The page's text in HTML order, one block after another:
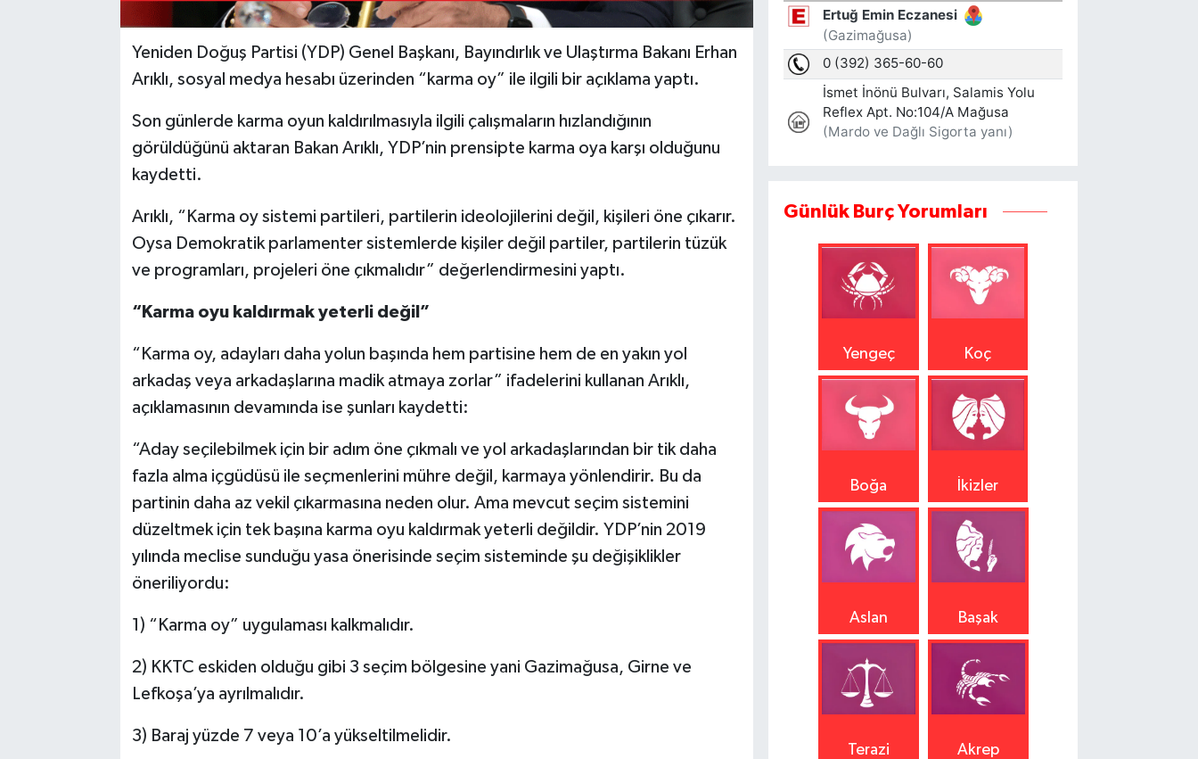
Yeniden Doğuş Partisi (YDP) Genel Başkanı, Bayındırlık ve Ulaştırma Bakanı Erhan
Arıklı, sosyal medya hesabı üzerinden “karma oy” ile ilgili bir açıklama yaptı.
Son günlerde karma oyun kaldırılmasıyla ilgili çalışmaların hızlandığının
görüldüğünü aktaran Bakan Arıklı, YDP’nin prensipte karma oya karşı olduğunu
kaydetti.
Arıklı, “Karma oy sistemi partileri, partilerin ideolojilerini değil, kişileri öne çıkarır.
Oysa Demokratik parlamenter sistemlerde kişiler değil partiler, partilerin tüzük
ve programları, projeleri öne çıkmalıdır” değerlendirmesini yaptı.
“Karma oyu kaldırmak yeterli değil”
“Karma oy, adayları daha yolun başında hem partisine hem de en yakın yol
arkadaş veya arkadaşlarına madik atmaya zorlar” ifadelerini kullanan Arıklı,
açıklamasının devamında ise şunları kaydetti:
“Aday seçilebilmek için bir adım öne çıkmalı ve yol arkadaşlarından bir tik daha
fazla alma içgüdüsü ile seçmenlerini mühre değil, karmaya yönlendirir. Bu da
partinin daha az vekil çıkarmasına neden olur. Ama mevcut seçim sistemini
düzeltmek için tek başına karma oyu kaldırmak yeterli değildir. YDP’nin 2019
yılında meclise sunduğu yasa önerisinde seçim sisteminde şu değişiklikler
öneriliyordu:
1) “Karma oy” uygulaması kalkmalıdır.
2) KKTC eskiden olduğu gibi 3 seçim bölgesine yani Gazimağusa, Girne ve
Lefkoşa’ya ayrılmalıdır.
3) Baraj yüzde 7 veya 10’a yükseltilmelidir.
Günlük Burç Yorumları
Yengeç Koç
Boğa İkizler
Aslan Başak
Terazi Akrep